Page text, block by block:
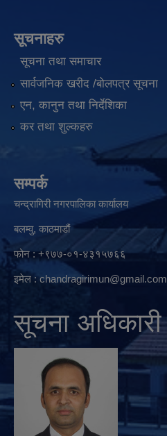
सूचनाहरु
सूचना तथा समाचार
सार्वजनिक खरीद /बोलपत्र सूचना
एन, कानुन तथा निर्देशिका
कर तथा शुल्कहरु
सम्पर्क
चन्द्रागिरी नगरपालिका कार्यालय
बलम्वु, काठमाडौं
फोन : +९७७-०१-४३१५७६६
इमेल :chandragirimun@gmail.com
सूचना अधिकारी